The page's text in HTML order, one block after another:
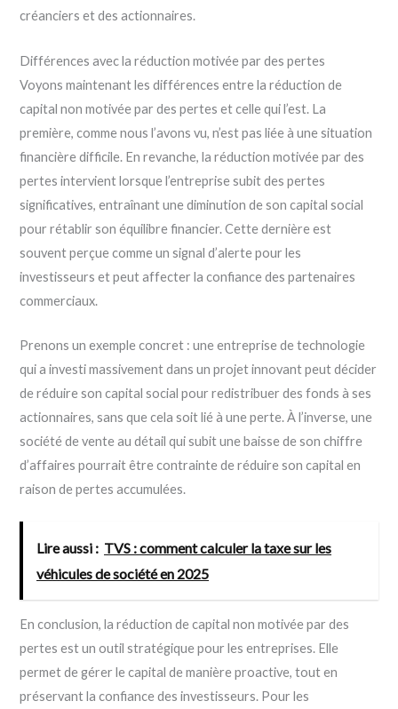
créanciers et des actionnaires.
Différences avec la réduction motivée par des pertes
Voyons maintenant les différences entre la réduction de
capital non motivée par des pertes et celle qui l’est. La
première, comme nous l’avons vu, n’est pas liée à une situation
financière difficile. En revanche, la réduction motivée par des
pertes intervient lorsque l’entreprise subit des pertes
significatives, entraînant une diminution de son capital social
pour rétablir son équilibre financier. Cette dernière est
souvent perçue comme un signal d’alerte pour les
investisseurs et peut affecter la confiance des partenaires
commerciaux.
Prenons un exemple concret : une entreprise de technologie
qui a investi massivement dans un projet innovant peut décider
de réduire son capital social pour redistribuer des fonds à ses
actionnaires, sans que cela soit lié à une perte. À l’inverse, une
société de vente au détail qui subit une baisse de son chiffre
d’affaires pourrait être contrainte de réduire son capital en
raison de pertes accumulées.
Lire aussi : TVS : comment calculer la taxe sur les
véhicules de société en 2025
En conclusion, la réduction de capital non motivée par des
pertes est un outil stratégique pour les entreprises. Elle
permet de gérer le capital de manière proactive, tout en
préservant la confiance des investisseurs. Pour les